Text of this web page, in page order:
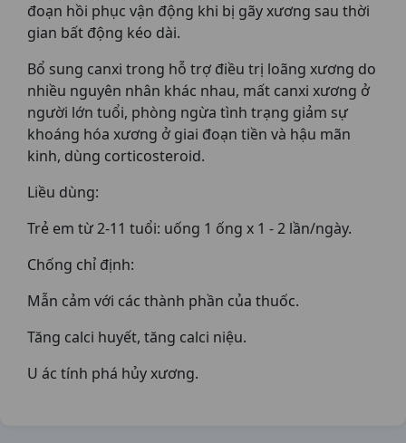
đoạn hồi phục vận động khi bị gãy xương sau thời
gian bất động kéo dài.
Bổ sung canxi trong hỗ trợ điều trị loãng xương do
nhiều nguyên nhân khác nhau, mất canxi xương ở
người lớn tuổi, phòng ngừa tình trạng giảm sự
khoáng hóa xương ở giai đoạn tiền và hậu mãn
kinh, dùng corticosteroid.
Liều dùng:
Trẻ em từ 2-11 tuổi: uống 1 ống x 1 - 2 lần/ngày.
Chống chỉ định:
Mẫn cảm với các thành phần của thuốc.
Tăng calci huyết, tăng calci niệu.
U ác tính phá hủy xương.